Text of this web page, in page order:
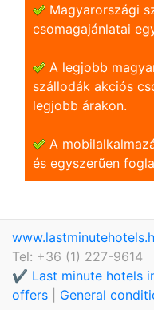
Magyarországi
csomagajánlatai
A legjobb
szállodák akciós
legjobb árakon.
A
és egyszerũen
Tel: +36 (1) 227-9614
✔️ Last minute hotels
offers
General